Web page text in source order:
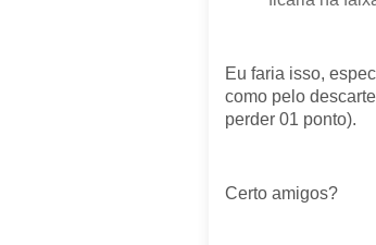
Eu faria isso,
como pelo
perder 01 ponto).
Certo amigos?